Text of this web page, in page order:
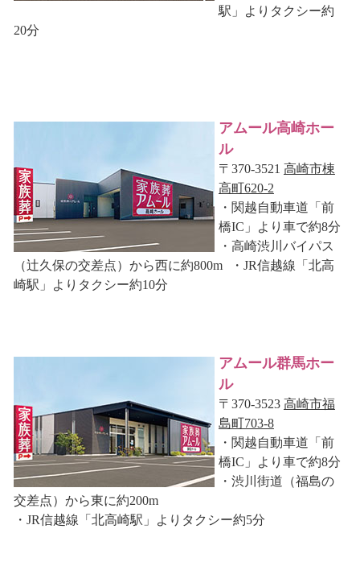
駅」よりタクシー約
20分
アムール高崎ホー
ル
〒370-3521 高崎市棟
高町620-2
・関越自動車道「前
橋IC」より車で約8分
・高崎渋川バイパス
（辻久保の交差点）から西に約800m ・JR信越線「北高
崎駅」よりタクシー約10分
アムール群馬ホー
ル
〒370-3523 高崎市福
島町703-8
・関越自動車道「前
橋IC」より車で約8分
・渋川街道（福島の
交差点）から東に約200m
・JR信越線「北高崎駅」よりタクシー約5分